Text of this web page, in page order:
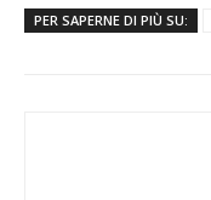
PER SAPERNE DI PIÙ SU: